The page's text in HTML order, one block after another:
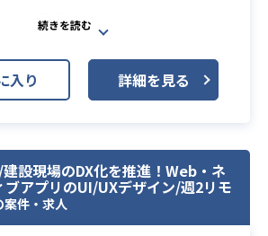
自社で開発しているAIサービスのUI/
UXデザイン業務を行っていただきま
。
存機能のデザインに加え、開発を
toB向けWebアプリケーションのU
デザイン実務経験5年以上
エンジニアと共にプロダクトのリ
入り 詳細を見る
設現場のDX化を推進！Web・ネ
ブアプリのUI/UXデザイン/週2リモ
案件・求人